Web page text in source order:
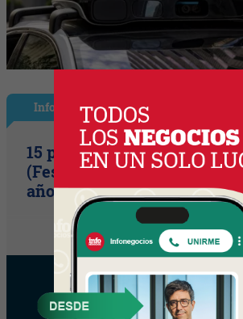
InfoShow
15 primaveras tienes que
(Festival Música de la Tierra
años)